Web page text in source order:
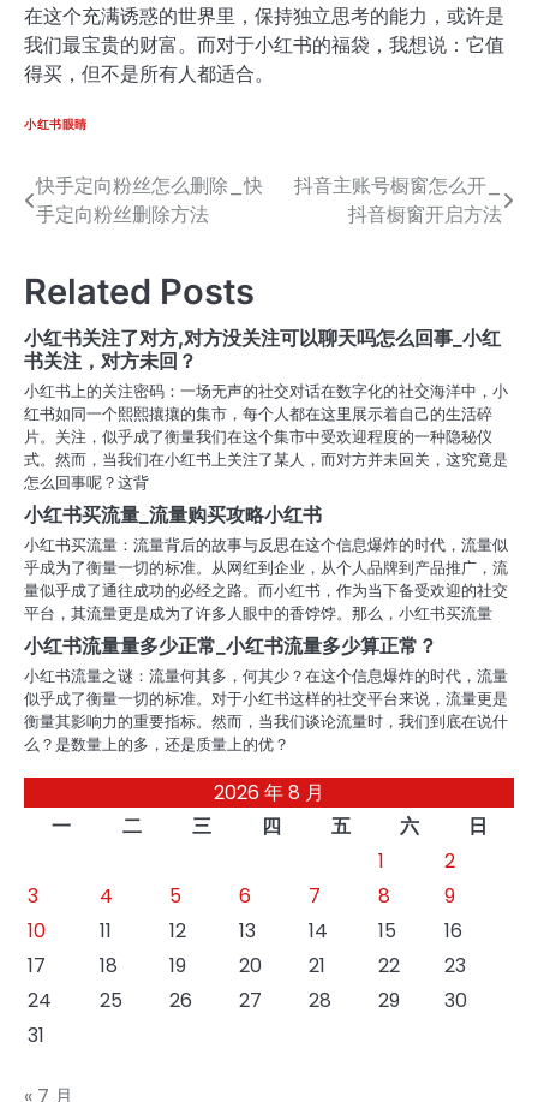
在这个充满诱惑的世界里，保持独立思考的能力，或许是
我们最宝贵的财富。而对于小红书的福袋，我想说：它值
得买，但不是所有人都适合。
小红书眼睛
文
章
导
航
快手定向粉丝怎么删除_快
手定向粉丝删除方法
抖音主账号橱窗怎么开_
抖音橱窗开启方法
Related Posts
小红书关注了对方,对方没关注可以聊天吗怎么回事_小红
书关注，对方未回？
小红书上的关注密码：一场无声的社交对话在数字化的社交海洋中，小
红书如同一个熙熙攘攘的集市，每个人都在这里展示着自己的生活碎
片。关注，似乎成了衡量我们在这个集市中受欢迎程度的一种隐秘仪
式。然而，当我们在小红书上关注了某人，而对方并未回关，这究竟是
怎么回事呢？这背
小红书买流量_流量购买攻略小红书
小红书买流量：流量背后的故事与反思在这个信息爆炸的时代，流量似
乎成为了衡量一切的标准。从网红到企业，从个人品牌到产品推广，流
量似乎成了通往成功的必经之路。而小红书，作为当下备受欢迎的社交
平台，其流量更是成为了许多人眼中的香饽饽。那么，小红书买流量
小红书流量量多少正常_小红书流量多少算正常？
小红书流量之谜：流量何其多，何其少？在这个信息爆炸的时代，流量
似乎成了衡量一切的标准。对于小红书这样的社交平台来说，流量更是
衡量其影响力的重要指标。然而，当我们谈论流量时，我们到底在说什
么？是数量上的多，还是质量上的优？
2026 年 8 月
一
二 三 四 五 六
日
1
2
3
4 5 6 7 8
9
10
11 12 13 14 15
16
17
18 19 20 21 22
23
24
25 26 27 28 29
30
31
« 7 月